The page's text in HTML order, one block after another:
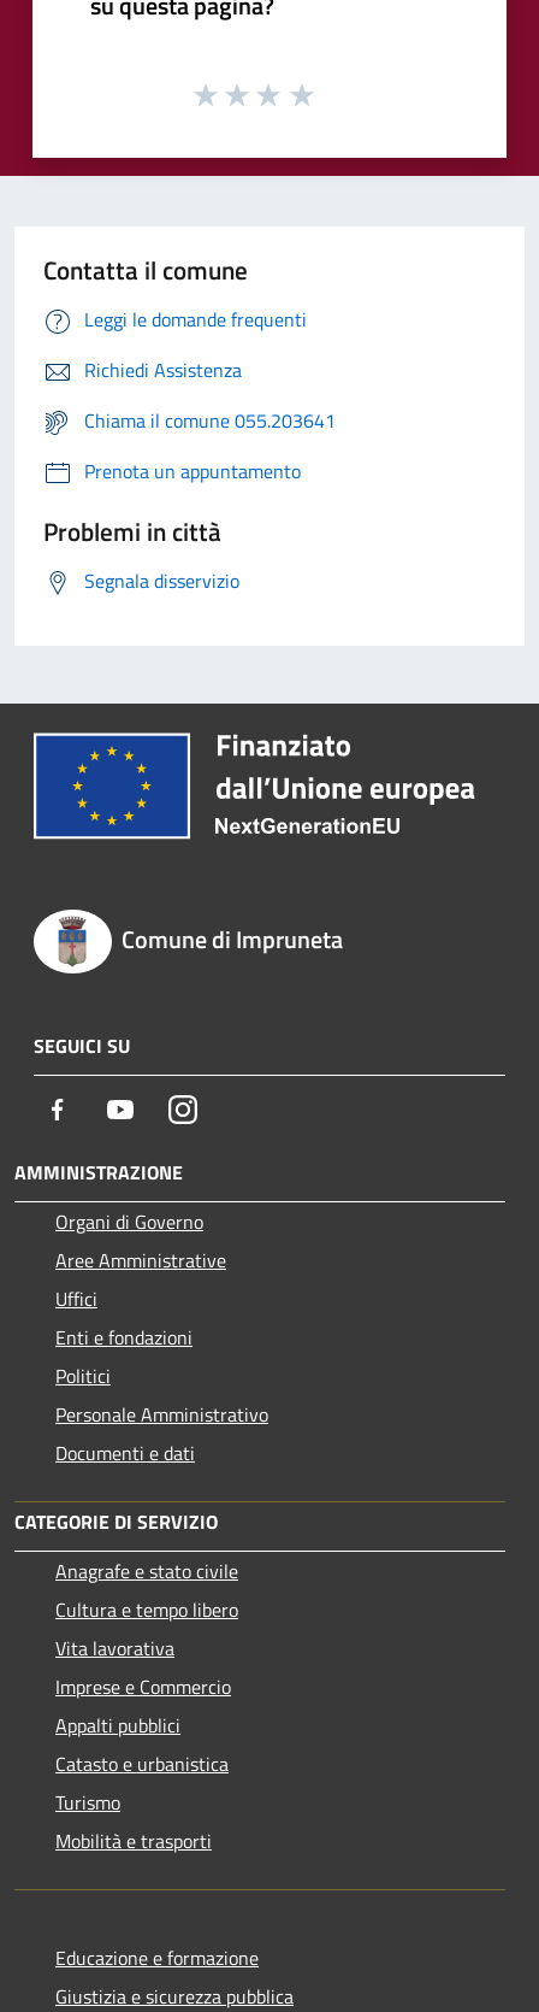
Contatta il comune
Leggi le domande frequenti
Richiedi Assistenza
Chiama il comune 055.203641
Prenota un appuntamento
Problemi in città
Segnala disservizio
Comune di Impruneta
SEGUICI SU
Facebook YoutubeInstagram
AMMINISTRAZIONE
Organi di Governo
Aree Amministrative
Uffici
Enti e fondazioni
Politici
Personale Amministrativo
Documenti e dati
CATEGORIE DI SERVIZIO
Anagrafe e stato civile
Cultura e tempo libero
Vita lavorativa
Imprese e Commercio
Appalti pubblici
Catasto e urbanistica
Turismo
Mobilità e trasporti
Educazione e formazione
Giustizia e sicurezza pubblica